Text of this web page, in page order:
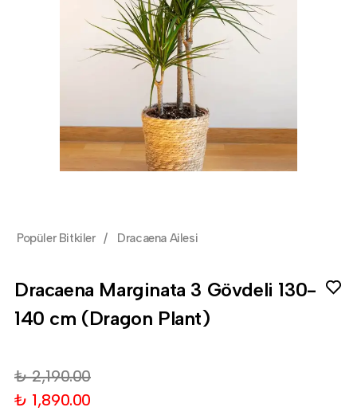
Popüler Bitkiler / Dracaena Ailesi
Dracaena Marginata 3 Gövdeli 130-
140 cm (Dragon Plant)
₺ 2,190.00
₺ 1,890.00